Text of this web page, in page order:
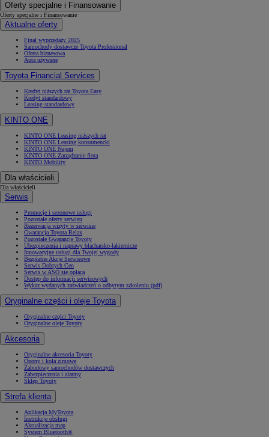
Oferty specjalne i Finansowanie
Oferty specjalne i Finansowanie
Aktualne oferty
Finał wyprzedaży 2025
Samochody dostawcze Toyota Professional
Oferta biznesowa
Auta używane
Toyota Financial Services
Kredyt niższych rat Toyota Easy
Kredyt standardowy
Leasing standardowy
KINTO ONE
KINTO ONE Leasing niższych rat
KINTO ONE Leasing konsumencki
KINTO ONE Najem
KINTO ONE Zarządzanie flotą
KINTO Mobility
Dla właścicieli
Dla właścicieli
Serwis
Promocje i sezonowe usługi
Pozostałe oferty serwisu
Rezerwacja wizyty w serwisie
Gwarancja Toyota Relax
Pozostałe Gwarancje Toyoty
Ubezpieczenia i naprawy blacharsko-lakiernicze
Innowacyjne usługi dla Twojej wygody
Bezpłatne Akcje Serwisowe
Serwis Dobrych Cen
Serwis w ASO się opłaca
Dostęp do informacji serwisowych
Wykaz wydanych zaświadczeń o odbytym szkoleniu (pdf)
Oryginalne części i oleje Toyota
Oryginalne części Toyoty
Oryginalne oleje Toyoty
Akcesoria
Oryginalne akcesoria Toyoty
Opony i koła zimowe
Zabudowy samochodów dostawczych
Zabezpieczenia i alarmy
Sklep Toyoty
Strefa klienta
Aplikacja MyToyota
Instrukcje obsługi
Aktualizacja map
System Bluetooth®